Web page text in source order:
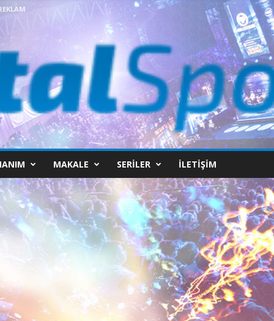
MAKALE SERILER İLETIŞIM